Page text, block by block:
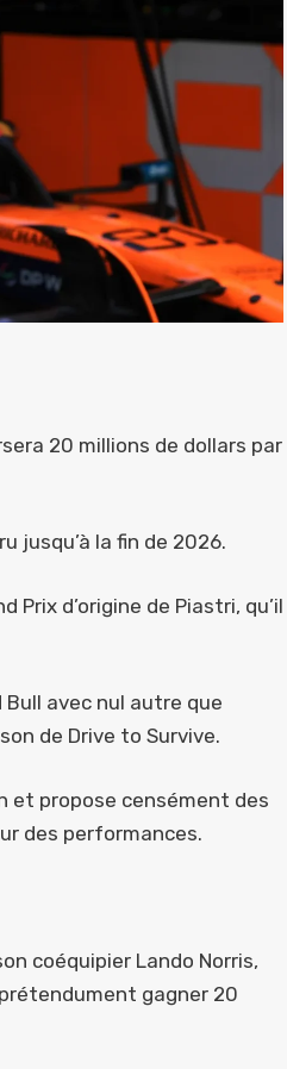
20 millions de dollars par
jusqu’à la fin de 2026.
d’origine de Piastri, qu’il
Bull avec nul autre que
de Drive to Survive.
et propose censément des
des performances.
coéquipier Lando Norris,
gagner 20